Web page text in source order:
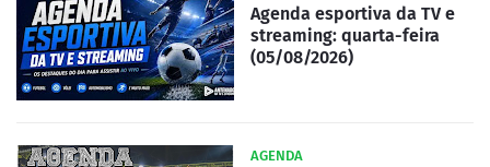
Agenda esportiva da TV e
streaming: quarta-feira
(05/08/2026)
AGENDA